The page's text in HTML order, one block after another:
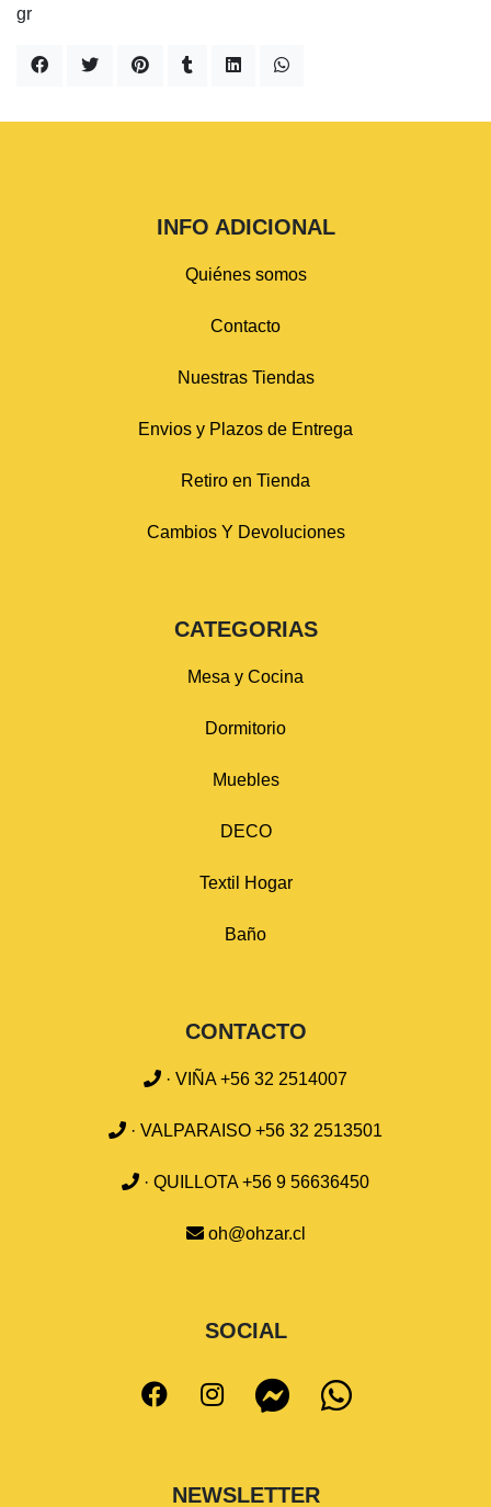
gr
INFO ADICIONAL
Quiénes somos
Contacto
Nuestras Tiendas
Envios y Plazos de Entrega
Retiro en Tienda
Cambios Y Devoluciones
CATEGORIAS
Mesa y Cocina
Dormitorio
Muebles
DECO
Textil Hogar
Baño
CONTACTO
· VIÑA +56 32 2514007
· VALPARAISO +56 32 2513501
· QUILLOTA +56 9 56636450
oh@ohzar.cl
SOCIAL
NEWSLETTER